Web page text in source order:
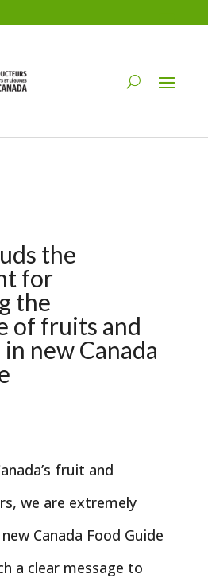
the
for
the
of fruits and
new Canada
fruit and
we are extremely
Canada Food Guide
a clear message to